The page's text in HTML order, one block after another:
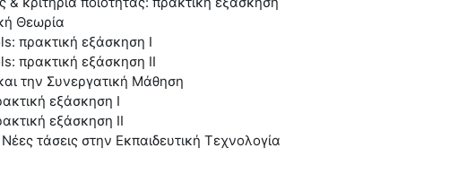
Θεωρία
πρακτική εξάσκηση Ι
πρακτική εξάσκηση ΙΙ
την Συνεργατική Μάθηση
εξάσκηση Ι
εξάσκηση ΙΙ
τάσεις στην Εκπαιδευτική Τεχνολογία